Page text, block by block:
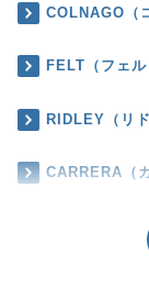
COLNAGO（
FELT（フェル
RIDLEY（リド
CARRERA（